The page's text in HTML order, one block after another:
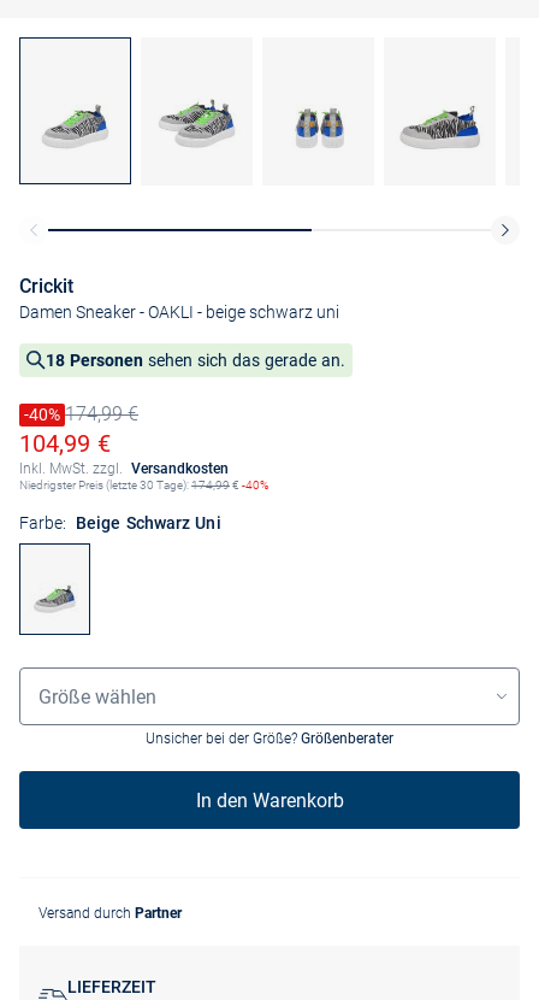
Crickit
Damen Sneaker - OAKLI - beige schwarz uni
18 Personen sehen sich das gerade an.
Preis reduziert um
-40%
Alter Preis174,99 €
Ermäßigter Preis
104,99 €
Inkl. MwSt. zzgl. Versandkosten
Niedrigster Preis (letzte 30 Tage):174,99€ -40%
Farbe: Beige Schwarz Uni
Größenauswahl
Größe wählen
Unsicher bei der Größe? Größenberater
In den Warenkorb
Versand durch Partner
LIEFERZEIT